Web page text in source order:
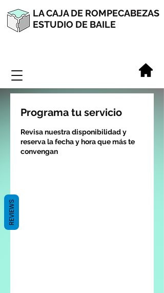
ESTUDIO DE BAILE
LA CAJA DE ROMPECABEZAS
Programa tu servicio
Revisa nuestra disponibilidad y
reserva la fecha y hora que más te
convengan
REVIEWS